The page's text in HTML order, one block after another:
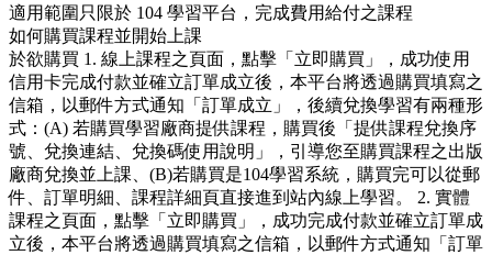
適用範圍只限於 104 學習平台，完成費用給付之課程
如何購買課程並開始上課
於欲購買 1. 線上課程之頁面，點擊「立即購買」，成功使用
信用卡完成付款並確立訂單成立後，本平台將透過購買填寫之
信箱，以郵件方式通知「訂單成立」，後續兌換學習有兩種形
式：(A) 若購買學習廠商提供課程，購買後「提供課程兌換序
號、兌換連結、兌換碼使用說明」，引導您至購買課程之出版
廠商兌換並上課、(B)若購買是104學習系統，購買完可以從郵
件、訂單明細、課程詳細頁直接進到站內線上學習。 2. 實體
課程之頁面，點擊「立即購買」，成功完成付款並確立訂單成
立後，本平台將透過購買填寫之信箱，以郵件方式通知「訂單